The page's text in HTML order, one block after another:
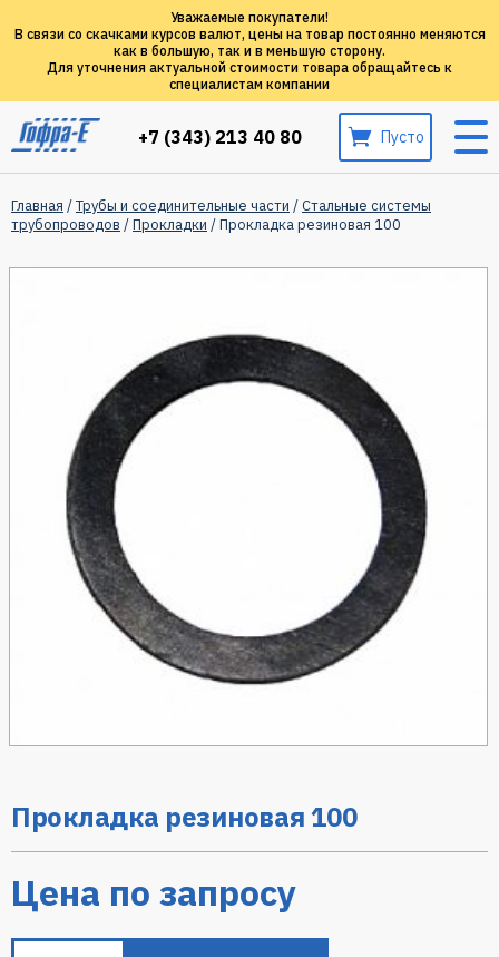
Уважаемые покупатели!
В связи со скачками курсов валют, цены на товар постоянно меняются
как в большую, так и в меньшую сторону.
Для уточнения актуальной стоимости товара обращайтесь к
специалистам компании
+7 (343) 213 40 80 Пусто
Главная /Трубы и соединительные части /Стальные системы
трубопроводов /Прокладки / Прокладка резиновая 100
Прокладка резиновая 100
Цена по запросу